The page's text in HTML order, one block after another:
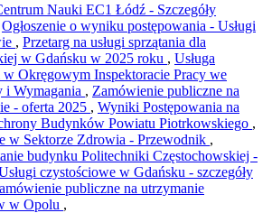
Nauki EC1 Łódź - Szczegóły
Ogłoszenie o wyniku postępowania - Usługi
, Przetarg na usługi sprzątania dla
w Gdańsku w 2025 roku , Usługa
Okręgowym Inspektoracie Pracy we
i Wymagania , Zamówienie publiczne na
- oferta 2025 , Wyniki Postępowania na
Budynków Powiatu Piotrkowskiego ,
w Sektorze Zdrowia - Przewodnik ,
budynku Politechniki Częstochowskiej -
czystościowe w Gdańsku - szczegóły
publiczne na utrzymanie
w Opolu ,